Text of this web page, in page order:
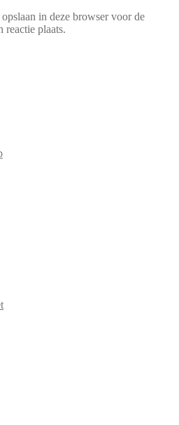
in deze browser voor de
reactie plaats.